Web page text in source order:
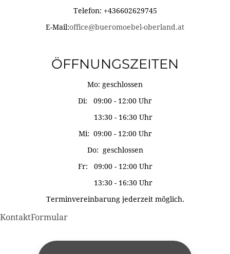
Telefon: +436602629745
E-Mail:office@bueromoebel-oberland.at
ÖFFNUNGSZEITEN
Mo: geschlossen
Di: 09:00 - 12:00 Uhr
13:30 - 16:30 Uhr
Mi: 09:00 - 12:00 Uhr
Do: geschlossen
Fr: 09:00 - 12:00 Uhr
13:30 - 16:30 Uhr
Terminvereinbarung jederzeit möglich.
KontaktFormular